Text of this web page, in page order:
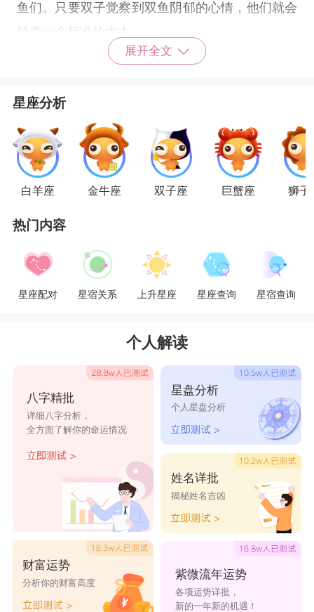
鱼们。只要双子觉察到双鱼阴郁的心情，他们就会
秒变一个标准的丈夫。
量使两人的关系少点冲突，少点麻烦。在与双子的
相处中，她们会为了迁就双子或使双子方便，而毫
无怨言地调适自己，哪怕因此自己遇上很多麻烦。
所以，双鱼的闺蜜常常会对她们的行为表示同情和
其守旧，所以才会心甘情愿做丈夫的奴隶。而双鱼
们对来自闺蜜的嘲笑和责备往往一笑置之。
双子和双鱼并不是很默契的一对，因为他们并
绪。除了最初可能会因为性的吸引力，被对方迷倒
之外，相处一长久，就会让双子和双鱼感到很难融
入到对方陌生的世界中，因此也越来越想脱离对
方。此外，以感情为前提的双鱼，在与双子交往的
过程中，容易因为双子的玩世不恭而产生不确定的
感觉。事实上，双子男生对新事物的接纳度与追求
力，都会对爱好幻想的鱼儿们产生刺激，尤其是在
艺术创造方面，善变的双子通常不会认为双鱼的构
想不切实际，他们的敏感性一点也不比双鱼的差。
所以对着他们，双鱼不会有对牛弹琴的无力感。只
是双鱼女孩们一定要了解，双鱼的敏锐是动物性
展开全文
星座分析
白羊座 金牛座 双子座 巨蟹座 狮子
热门内容
星座配对 星宿关系 上升星座 星座查询 星宿查询
个人解读
八字精批
详细八字分析，
全方面了解你的命运情况
财富运势
分析你的财富高度
星盘分析
个人星盘分析
姓名详批
揭秘姓名吉凶
紫微流年运势
各项运势详批，
新的一年新的机遇！